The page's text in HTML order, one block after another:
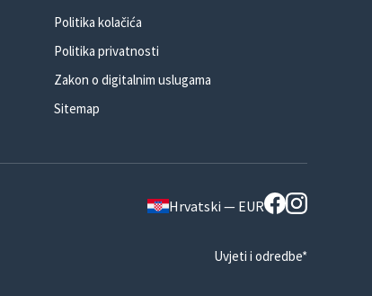
Politika kolačića
Politika privatnosti
Zakon o digitalnim uslugama
Sitemap
Hrvatski — EUR
Uvjeti i odredbe*